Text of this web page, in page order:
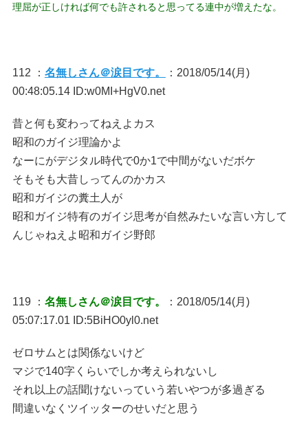
理屈が正しければ何でも許されると思ってる連中が増えたな。
112 ： 名無しさん＠涙目です。
：2018/05/14(月)
00:48:05.14 ID:w0MI+HgV0.net
昔と何も変わってねえよカス
昭和のガイジ理論かよ
なーにがデジタル時代で0か1で中間がないだボケ
そもそも大昔しってんのかカス
昭和ガイジの糞土人が
昭和ガイジ特有のガイジ思考が自然みたいな言い方して
んじゃねえよ昭和ガイジ野郎
119 ： 名無しさん＠涙目です。
：2018/05/14(月)
05:07:17.01 ID:5BiHO0yl0.net
ゼロサムとは関係ないけど
マジで140字くらいでしか考えられないし
それ以上の話聞けないっていう若いやつが多過ぎる
間違いなくツイッターのせいだと思う